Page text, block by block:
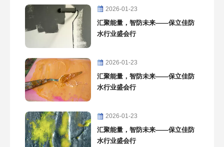
2026-01-23
汇聚能量，智防未来——保立佳防
水行业盛会行
2026-01-23
汇聚能量，智防未来——保立佳防
水行业盛会行
2026-01-23
汇聚能量，智防未来——保立佳防
水行业盛会行